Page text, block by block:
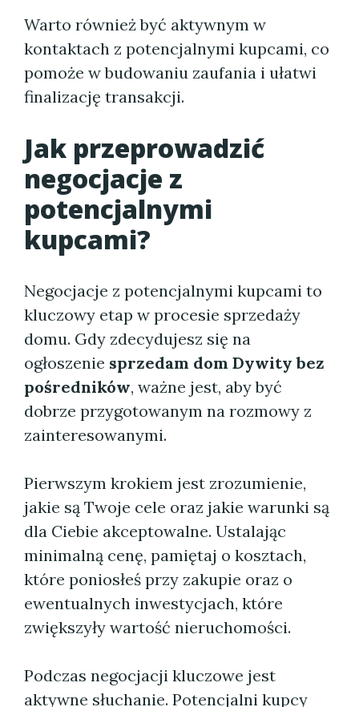
Warto również być aktywnym w
kontaktach z potencjalnymi kupcami, co
pomoże w budowaniu zaufania i ułatwi
finalizację transakcji.
Jak przeprowadzić
negocjacje z
potencjalnymi
kupcami?
Negocjacje z potencjalnymi kupcami to
kluczowy etap w procesie sprzedaży
domu. Gdy zdecydujesz się na
ogłoszenie sprzedam dom Dywity bez
pośredników, ważne jest, aby być
dobrze przygotowanym na rozmowy z
zainteresowanymi.
Pierwszym krokiem jest zrozumienie,
jakie są Twoje cele oraz jakie warunki są
dla Ciebie akceptowalne. Ustalając
minimalną cenę, pamiętaj o kosztach,
które poniosłeś przy zakupie oraz o
ewentualnych inwestycjach, które
zwiększyły wartość nieruchomości.
Podczas negocjacji kluczowe jest
aktywne słuchanie. Potencjalni kupcy